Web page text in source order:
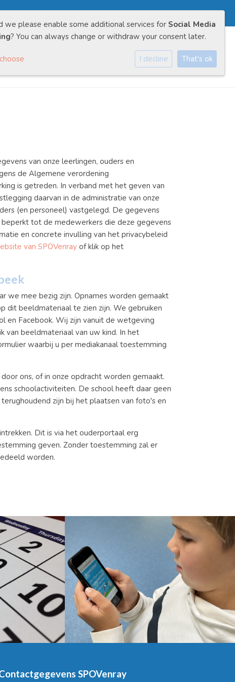
Contact
van onze leerlingen, ouders en
de Algemene verordening
is getreden. In verband met het geven van
daarvan in de administratie van onze
(en personeel) vastgelegd. De gegevens
tot de medewerkers die deze gegevens
en concrete invulling van het privacybeleid
van SPOVenrayof klik op het
we mee bezig zijn. Opnames worden gemaakt
dit beeldmateriaal te zien zijn. We gebruiken
en Facebook. Wij zijn vanuit de wetgeving
beeldmateriaal van uw kind. In het
waarbij u per mediakanaal toestemming
ons, of in onze opdracht worden gemaakt.
schoolactiviteiten. De school heeft daar geen
zijn bij het plaatsen van foto's en
Dit is via het ouderportaal erg
geven. Zonder toestemming zal er
worden.
SPOVenray
we please enable some additional services for Social Media
? You can always change or withdraw your consent later.
I decline That's ok